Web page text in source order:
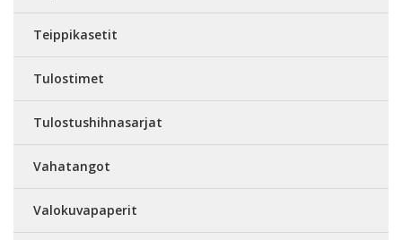
Teippikasetit
Tulostimet
Tulostushihnasarjat
Vahatangot
Valokuvapaperit